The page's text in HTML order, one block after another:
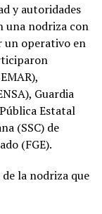
y autoridades
una nodriza con
un operativo en
Guardia
Estatal
(SSC) de
(FGE).
la nodriza que